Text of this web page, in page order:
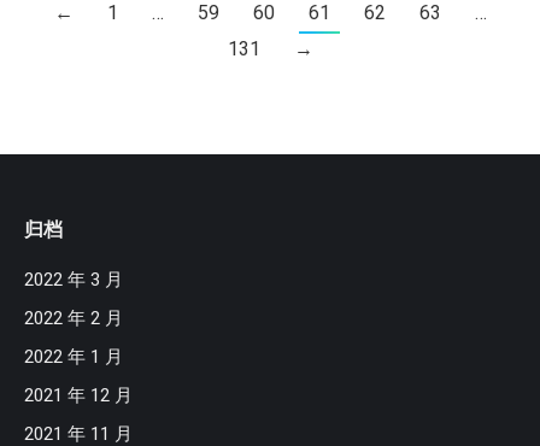
← 1 … 59 60 61 62 63
…
131
→
归档
2022 年 3 月
2022 年 2 月
2022 年 1 月
2021 年 12 月
2021 年 11 月